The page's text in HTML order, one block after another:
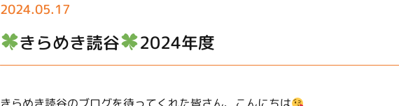
2024.05.17
きらめき読谷 2024年度